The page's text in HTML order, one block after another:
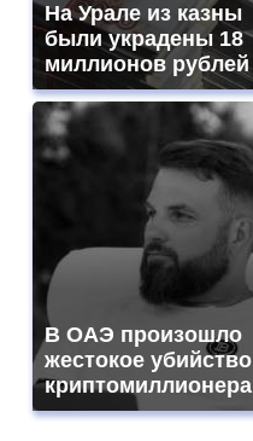
На Урале из казны
были украдены 18
миллионов рублей
В ОАЭ произошло
жестокое убийство
криптомиллионера